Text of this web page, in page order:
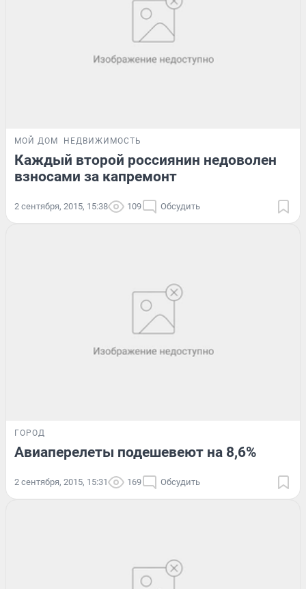
МОЙ ДОМ НЕДВИЖИМОСТЬ
Каждый второй россиянин недоволен
взносами за капремонт
2 сентября, 2015, 15:38 109 Обсудить
ГОРОД
Авиаперелеты подешевеют на 8,6%
2 сентября, 2015, 15:31 169 Обсудить